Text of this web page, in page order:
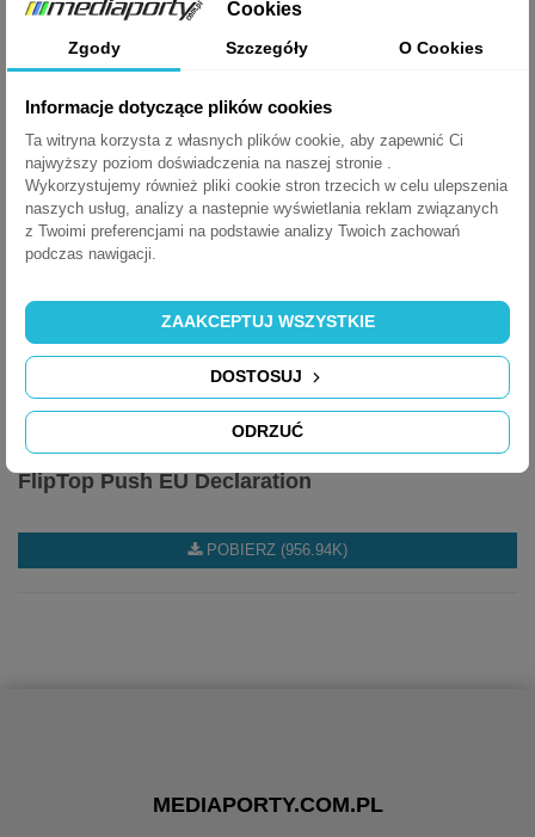
POBIERZ (479.86K)
FlipTop Push Brochure
FlipTop Push Instructions
POBIERZ (930.25K)
FlipTop Push EU Declaration
POBIERZ (956.94K)
MEDIAPORTY.COM.PL
Cookies
Zgody Szczegóły O Cookies
Informacje dotyczące plików cookies
Ta witryna korzysta z własnych plików cookie, aby zapewnić Ci
najwyższy poziom doświadczenia na naszej stronie .
Wykorzystujemy również pliki cookie stron trzecich w celu ulepszenia
naszych usług, analizy a nastepnie wyświetlania reklam związanych
z Twoimi preferencjami na podstawie analizy Twoich zachowań
podczas nawigacji.
ODRZUĆ
DOSTOSUJ
ZAAKCEPTUJ WSZYSTKIE